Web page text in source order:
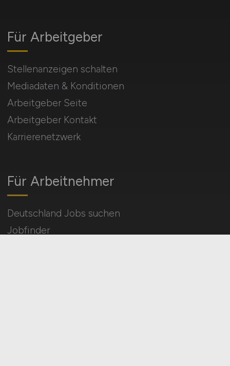
Für Arbeitnehmer
Deutschland Jobs suchen
Jobfinder
Für Arbeitgeber
Stellenanzeigen schalten
Mediadaten & Konditionen
Arbeitgeber Seite
Arbeitgeber Kontakt
Karrierenetzwerk